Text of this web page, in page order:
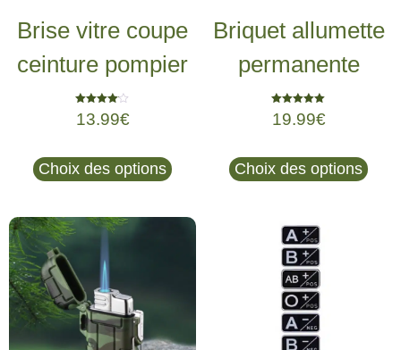
Brise vitre coupe
ceinture pompier
Note
4.00
13.99€
Choix des options
Briquet allumette
permanente
Note
5.00
19.99€
Choix des options